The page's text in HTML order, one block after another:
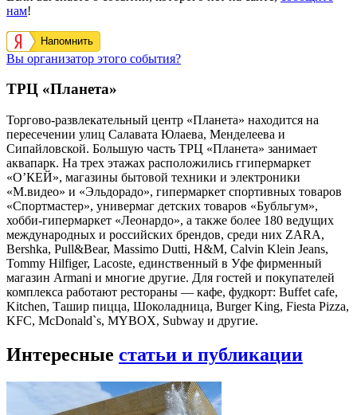
нам!
Напомнить
Вы организатор этого события?
ТРЦ «Планета»
Торгово-развлекательный центр «Планета» находится на
пересечении улиц Салавата Юлаева, Менделеева и
Сипайловской. Большую часть ТРЦ «Планета» занимает
аквапарк. На трех этажах расположились ггипермаркет
«О’КЕЙ», магазины бытовой техники и электроники
«М.видео» и «Эльдорадо», гипермаркет спортивных товаров
«Спортмастер», универмаг детских товаров «Бубльгум»,
хобби-гипермаркет «Леонардо», а также более 180 ведущих
международных и российских брендов, среди них ZARA,
Bershka, Pull&Bear, Massimo Dutti, H&M, Calvin Klein Jeans,
Tommy Hilfiger, Lacoste, единственный в Уфе фирменный
магазин Armani и многие другие. Для гостей и покупателей
комплекса работают рестораны — кафе, фудкорт: Buffet cafe,
Kitchen, Ташир пицца, Шоколадница, Burger King, Fiesta Pizza,
KFC, McDonald`s, MYBOX, Subway и другие.
Интересные статьи и публикации